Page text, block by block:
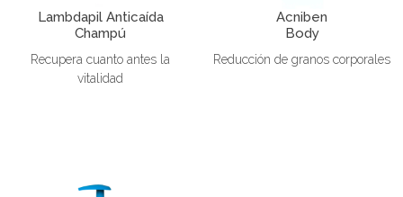
Lambdapil Anticaída
Champú
Recupera cuanto antes la
vitalidad
Acniben
Body
Reducción de granos corporales